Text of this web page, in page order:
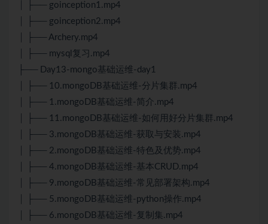
│ ├── goinception1.mp4
│ ├── goinception2.mp4
│ ├── Archery.mp4
│ ├── mysql复习.mp4
├── Day13-mongo基础运维-day1
│ ├── 10.mongoDB基础运维-分片集群.mp4
│ ├── 1.mongoDB基础运维-简介.mp4
│ ├── 11.mongoDB基础运维-如何用好分片集群.mp4
│ ├── 3.mongoDB基础运维-获取与安装.mp4
│ ├── 2.mongoDB基础运维-特色及优势.mp4
│ ├── 4.mongoDB基础运维-基本CRUD.mp4
│ ├── 9.mongoDB基础运维-常见部署架构.mp4
│ ├── 5.mongoDB基础运维-python操作.mp4
│ ├── 6.mongoDB基础运维-复制集.mp4